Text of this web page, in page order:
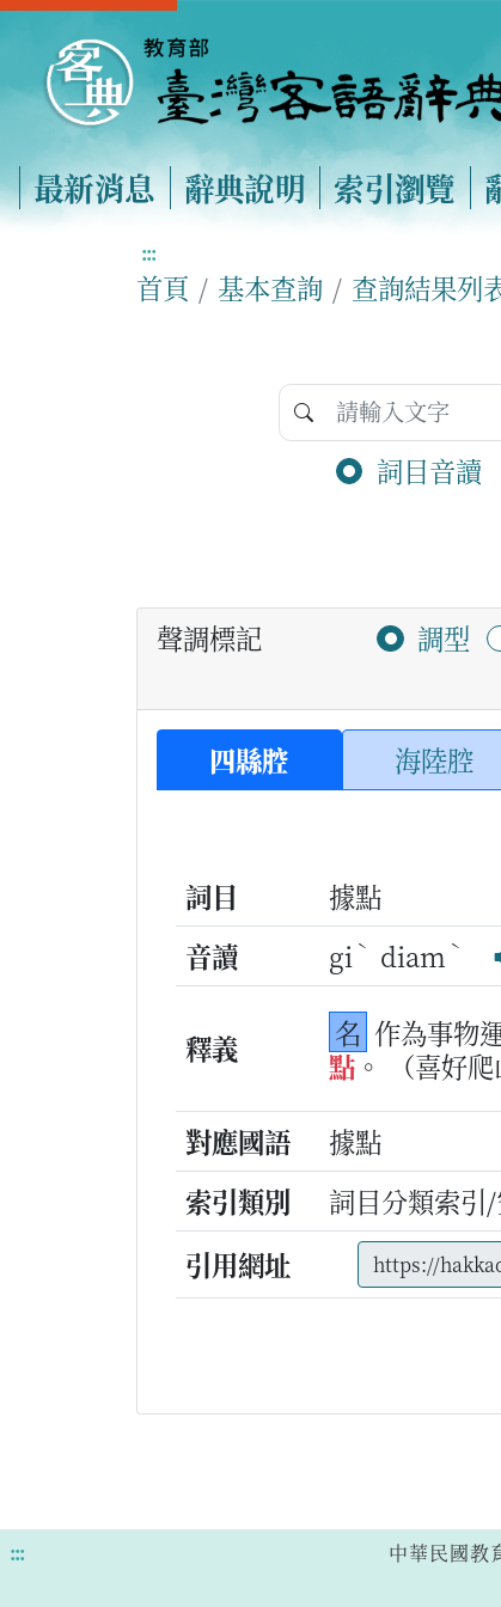
最新消息 辭典說明 索引瀏覽
:::
首頁 基本查詢 查詢結果列
詞目音讀
聲調標記 調型
四縣腔 海陸腔
詞目
據點
音讀
gi ˋ diam ˋ
釋義 名 作為事物
點。
（喜好
對應國語
據點
索引類別
詞目分類索引
引用網址
:::
中華民國